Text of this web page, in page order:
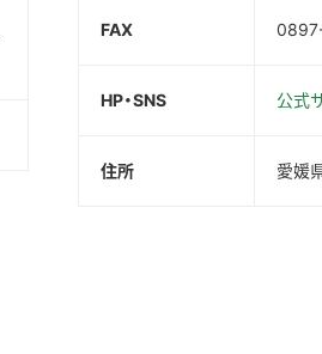
FAX
HP・SNS 公式
住所 愛媛